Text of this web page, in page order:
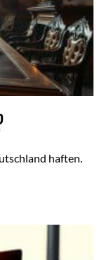
haften.